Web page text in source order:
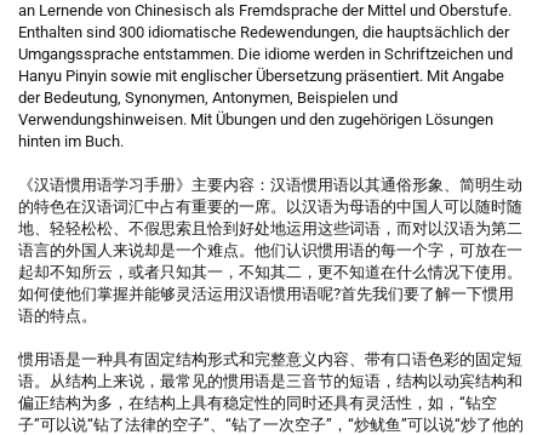
an Lernende von Chinesisch als Fremdsprache der Mittel und Oberstufe.
Enthalten sind 300 idiomatische Redewendungen, die hauptsächlich der
Umgangssprache entstammen. Die idiome werden in Schriftzeichen und
Hanyu Pinyin sowie mit englischer Übersetzung präsentiert. Mit Angabe
der Bedeutung, Synonymen, Antonymen, Beispielen und
Verwendungshinweisen. Mit Übungen und den zugehörigen Lösungen
hinten im Buch.
《汉语惯用语学习手册》主要内容：汉语惯用语以其通俗形象、简明生动
的特色在汉语词汇中占有重要的一席。以汉语为母语的中国人可以随时随
地、轻轻松松、不假思索且恰到好处地运用这些词语，而对以汉语为第二
语言的外国人来说却是一个难点。他们认识惯用语的每一个字，可放在一
起却不知所云，或者只知其一，不知其二，更不知道在什么情况下使用。
如何使他们掌握并能够灵活运用汉语惯用语呢?首先我们要了解一下惯用
语的特点。
惯用语是一种具有固定结构形式和完整意义内容、带有口语色彩的固定短
语。从结构上来说，最常见的惯用语是三音节的短语，结构以动宾结构和
偏正结构为多，在结构上具有稳定性的同时还具有灵活性，如，“钻空
子”可以说“钻了法律的空子”、“钻了一次空子”，“炒鱿鱼”可以说“炒了他的